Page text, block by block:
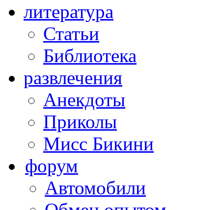
литература
Статьи
Библиотека
развлечения
Анекдоты
Приколы
Мисс Бикини
форум
Автомобили